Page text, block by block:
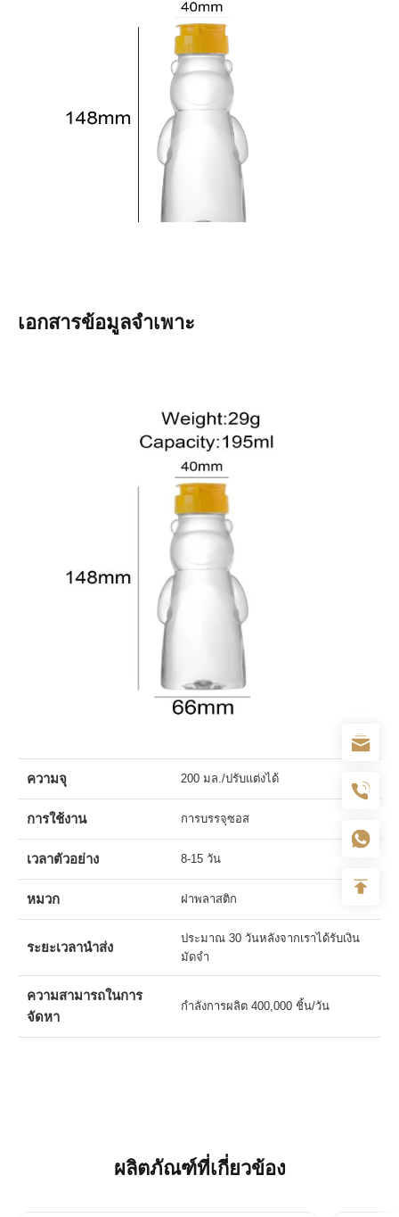
เอกสารข้อมูลจำเพาะ
ความจุ 200 มล./ปรับแต่งได้
การใช้งาน การบรรจุซอส
เวลาตัวอย่าง 8-15 วัน
หมวก ฝาพลาสติก
ระยะเวลานำส่ง
ประมาณ 30 วันหลังจากเราได้รับเงิน
มัดจำ
ความสามารถในการ
จัดหา
กำลังการผลิต 400,000 ชิ้น/วัน
ผลิตภัณฑ์ที่เกี่ยวข้อง